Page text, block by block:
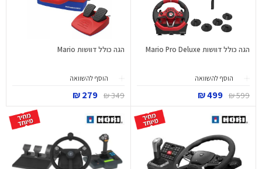
הגה כולל דוושות Mario Pro Deluxe
הוסף להשוואה
599 ₪
499 ₪
הגה כולל דוושות Mario
הוסף להשוואה
349 ₪
279 ₪